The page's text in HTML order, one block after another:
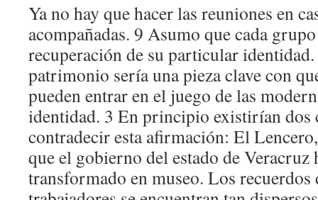
Ya no hay que hacer las reuniones en
acompañadas. 9 Asumo que cada
recuperación de su particular
patrimonio sería una pieza clave con
pueden entrar en el juego de las
identidad. 3 En principio existirían dos
contradecir esta afirmación: El
que el gobierno del estado de Veracruz
transformado en museo. Los recuerdos